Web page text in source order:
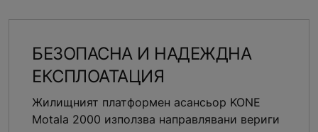
БЕЗОПАСНА И НАДЕЖДНА
ЕКСПЛОАТАЦИЯ
Жилищният платформен асансьор KONE
Motala 2000 използва направлявани вериги